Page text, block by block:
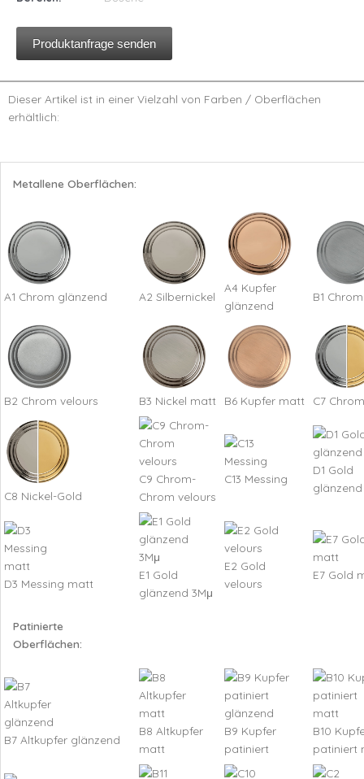
Produktanfrage senden
Dieser Artikel ist in einer Vielzahl von Farben / Oberflächen
erhältlich:
Metallene Oberflächen:
A1 Chrom glänzend A2 Silbernickel
A4 Kupfer
glänzend
B1
B2 Chrom velours B3 Nickel matt B6 Kupfer matt C7
C8 Nickel-Gold
C9 Chrom-
Chrom velours
C13 Messing
D1 Gold
glänzend
D3 Messing matt
E1 Gold
glänzend 3Mμ
E2 Gold
velours
E7 Gold
Patinierte
Oberflächen:
B7 Altkupfer glänzend
B8 Altkupfer
matt
B9 Kupfer
patiniert
B10
patiniert